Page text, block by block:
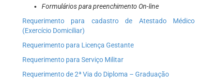
Formulários para preenchimento On-line
Requerimento para cadastro de Atestado Médico
(Exercício Domiciliar)
Requerimento para Licença Gestante
Requerimento para Serviço Militar
Requerimento de 2ª Via do Diploma – Graduação